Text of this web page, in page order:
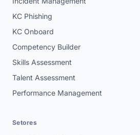
KC Phishing
KC Onboard
Competency Builder
Skills Assessment
Talent Assessment
Performance Management
Setores